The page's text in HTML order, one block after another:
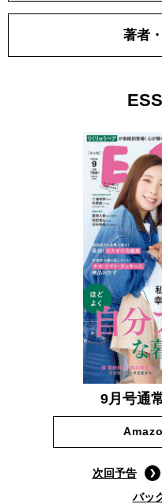
著者
9月号通
次回予告
バッ